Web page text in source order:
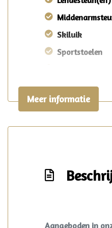
Skiluik
Sportstoelen
Voorstoelen in
Meer informatie
Aangeboden in